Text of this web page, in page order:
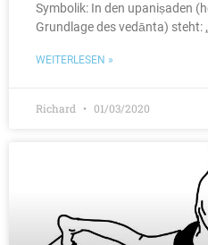
Symbolik: In den upaniṣaden
Grundlage des vedānta) steht:
WEITERLESEN »
Richard 01/03/2020